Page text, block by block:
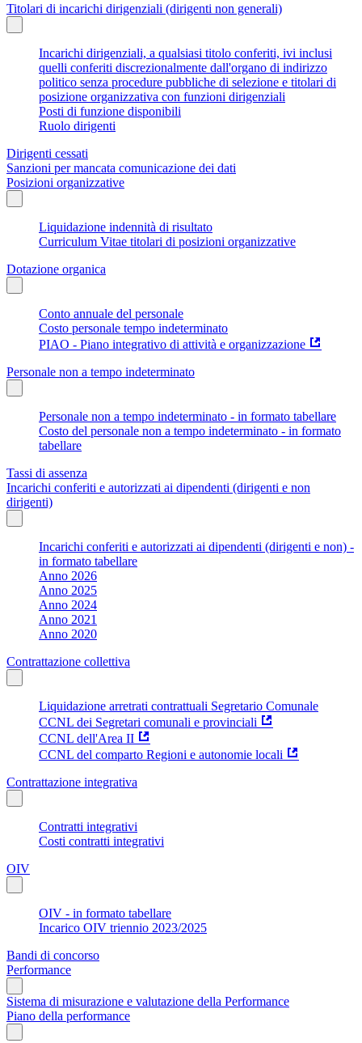
Titolari di incarichi dirigenziali (dirigenti non generali)
Incarichi dirigenziali, a qualsiasi titolo conferiti, ivi inclusi
quelli conferiti discrezionalmente dall'organo di indirizzo
politico senza procedure pubbliche di selezione e titolari di
posizione organizzativa con funzioni dirigenziali
Posti di funzione disponibili
Ruolo dirigenti
Dirigenti cessati
Sanzioni per mancata comunicazione dei dati
Posizioni organizzative
Liquidazione indennità di risultato
Curriculum Vitae titolari di posizioni organizzative
Dotazione organica
Conto annuale del personale
Costo personale tempo indeterminato
PIAO - Piano integrativo di attività e organizzazione
Personale non a tempo indeterminato
Personale non a tempo indeterminato - in formato tabellare
Costo del personale non a tempo indeterminato - in formato
tabellare
Tassi di assenza
Incarichi conferiti e autorizzati ai dipendenti (dirigenti e non
dirigenti)
Incarichi conferiti e autorizzati ai dipendenti (dirigenti e non) -
in formato tabellare
Anno 2026
Anno 2025
Anno 2024
Anno 2021
Anno 2020
Contrattazione collettiva
Liquidazione arretrati contrattuali Segretario Comunale
CCNL dei Segretari comunali e provinciali
CCNL dell'Area II
CCNL del comparto Regioni e autonomie locali
Contrattazione integrativa
Contratti integrativi
Costi contratti integrativi
OIV
OIV - in formato tabellare
Incarico OIV triennio 2023/2025
Bandi di concorso
Performance
Sistema di misurazione e valutazione della Performance
Piano della performance